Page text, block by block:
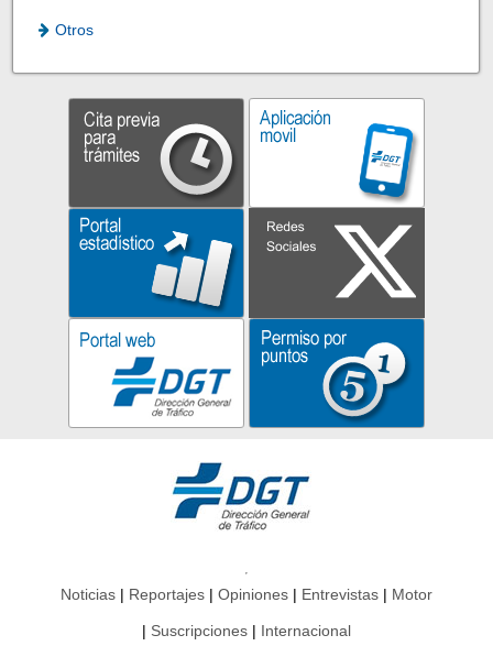
Otros
Noticias Reportajes Opiniones Entrevistas Motor
Suscripciones Internacional